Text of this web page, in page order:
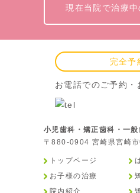
現在当院で治療
完全予
お電話でのご予約・
小児歯科・矯正歯科・一般
〒880-0904 宮崎県宮崎
トップページ
お子様の治療